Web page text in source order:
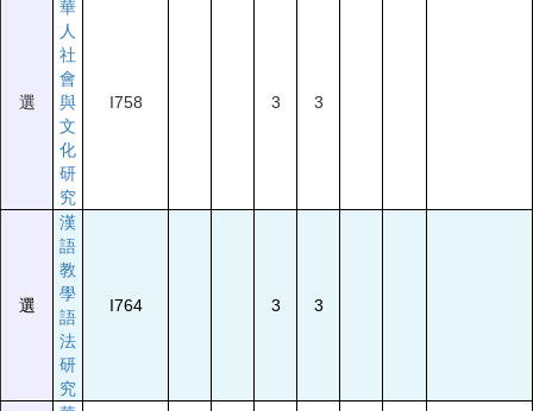
選
華
人
社
會
與
文
化
研
究
I758 3 3
選
漢
語
教
學
語
法
研
究
I764 3 3